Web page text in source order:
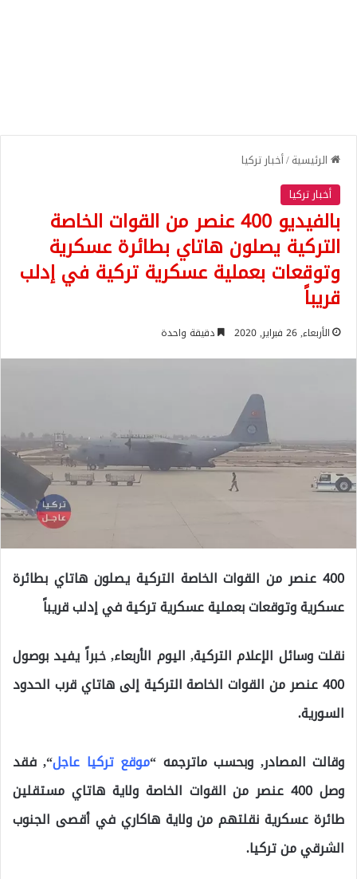
الرئيسية/أخبار تركيا
أخبار تركيا
بالفيديو 400 عنصر من القوات الخاصة
التركية يصلون هاتاي بطائرة عسكرية
وتوقعات بعملية عسكرية تركية في إدلب
قريباً
الأربعاء, 26 فبراير, 2020 دقيقة واحدة
400 عنصر من القوات الخاصة التركية يصلون هاتاي بطائرة
عسكرية وتوقعات بعملية عسكرية تركية في إدلب قريباً
نقلت وسائل الإعلام التركية, اليوم الأربعاء, خبراً يفيد بوصول
400 عنصر من القوات الخاصة التركية إلى هاتاي قرب الحدود
السورية.
وقالت المصادر, وبحسب ماترجمه “موقع تركيا عاجل“, فقد
وصل 400 عنصر من القوات الخاصة ولاية هاتاي مستقلين
طائرة عسكرية نقلتهم من ولاية هاكاري في أقصى الجنوب
الشرقي من تركيا.